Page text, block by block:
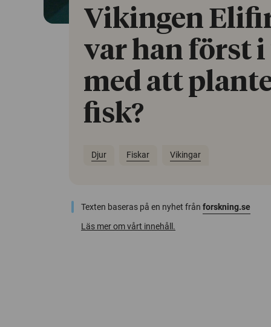
Vikingen
var han först
med att
fisk?
Djur Fiskar Vikingar
Texten baseras på en nyhet från forskning.se
Läs mer om vårt innehåll.